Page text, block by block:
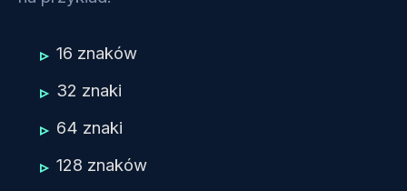
16 znaków
32 znaki
64 znaki
128 znaków